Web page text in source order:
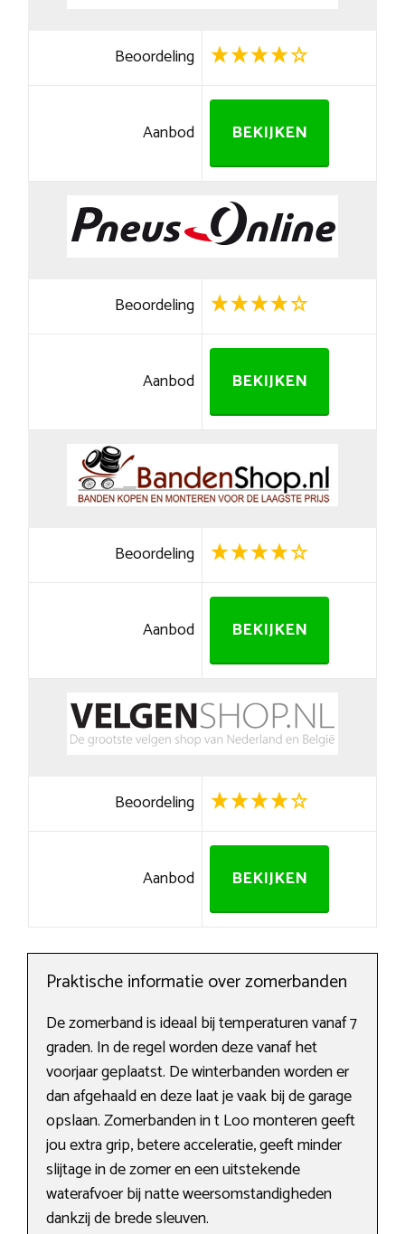
Beoordeling
Aanbod BEKIJKEN
Beoordeling
Aanbod BEKIJKEN
Beoordeling
Aanbod BEKIJKEN
Beoordeling
Aanbod BEKIJKEN
Praktische informatie over zomerbanden
De zomerband is ideaal bij temperaturen vanaf 7
graden. In de regel worden deze vanaf het
voorjaar geplaatst. De winterbanden worden er
dan afgehaald en deze laat je vaak bij de garage
opslaan. Zomerbanden in t Loo monteren geeft
jou extra grip, betere acceleratie, geeft minder
slijtage in de zomer en een uitstekende
waterafvoer bij natte weersomstandigheden
dankzij de brede sleuven.